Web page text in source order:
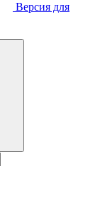
Версия для